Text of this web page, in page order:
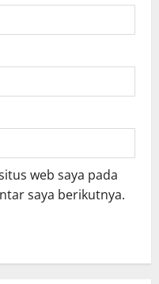
web saya pada
saya berikutnya.